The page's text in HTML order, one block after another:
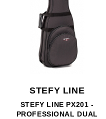
STEFY LINE
STEFY LINE PX201 -
PROFESSIONAL DUAL